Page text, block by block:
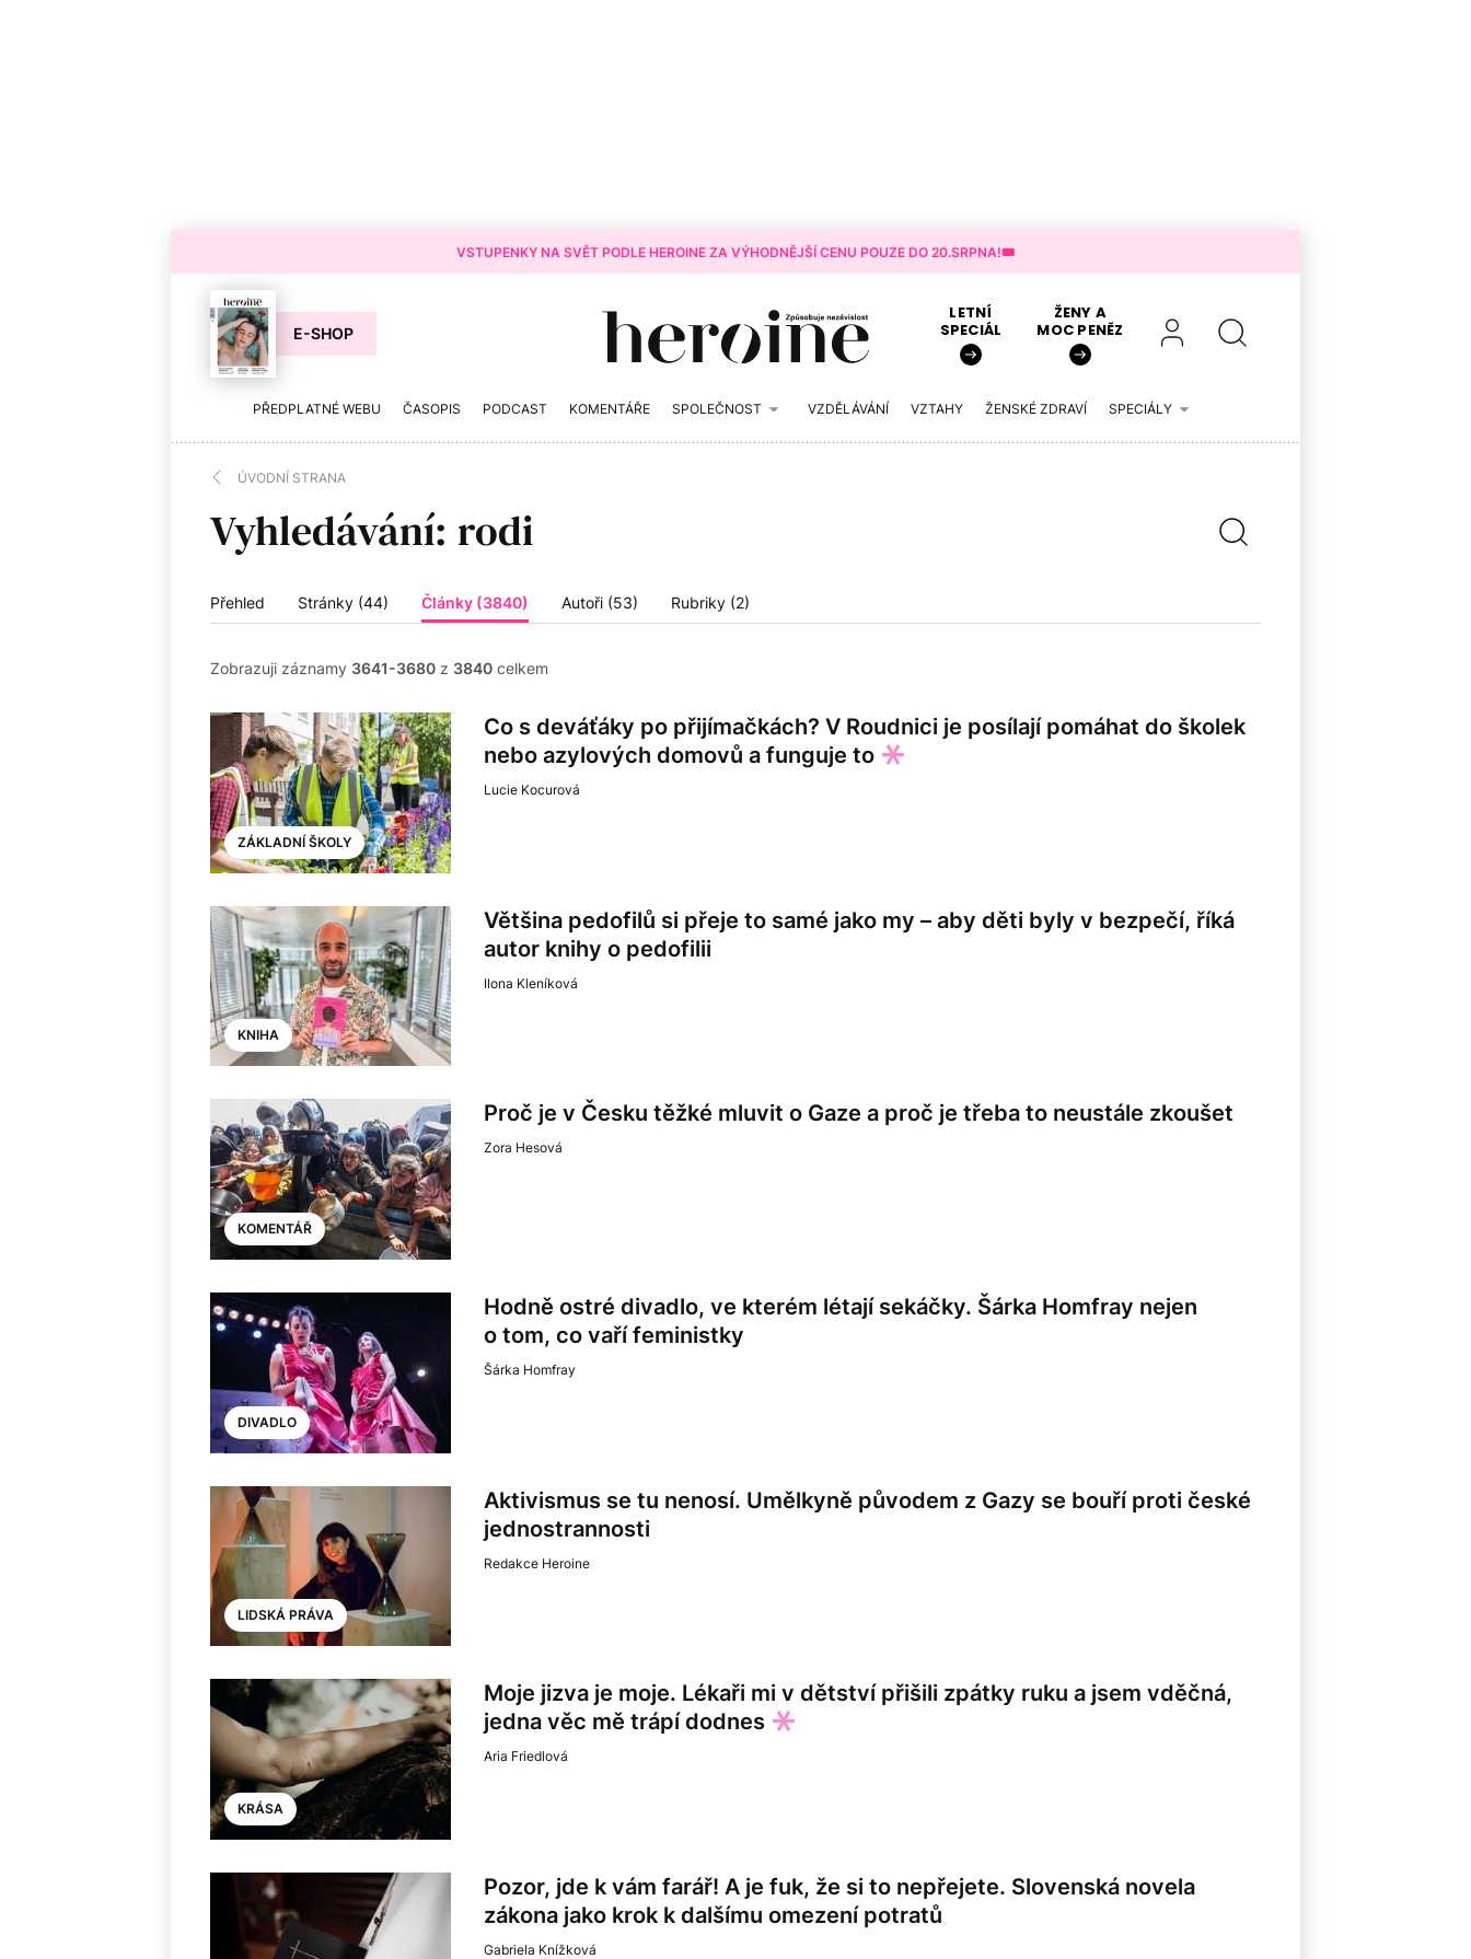
VSTUPENKY NA SVĚT PODLE HEROINE ZA VÝHODNĚJŠÍ CENU POUZE DO 20.SRPNA!🎟️
E-SHOP
LETNÍ
SPECIÁL
ŽENY A
MOC PENĚZ
PŘEDPLATNÉ WEBU ČASOPIS PODCAST KOMENTÁŘE SPOLEČNOST VZDĚLÁVÁNÍ VZTAHY ŽENSKÉ ZDRAVÍ SPECIÁLY
ÚVODNÍ STRANA
Vyhledávání:
Přehled Stránky (44) Články (3840) Autoři (53) Rubriky (2)
Zobrazuji záznamy 3641-3680 z 3840 celkem
ZÁKLADNÍ ŠKOLY
Co s deváťáky po přijímačkách? V Roudnici je posílají pomáhat do školek
nebo azylových domovů a funguje to
Lucie Kocurová
KNIHA
Většina pedofilů si přeje to samé jako my – aby děti byly v bezpečí, říká
autor knihy o pedofilii
Ilona Kleníková
KOMENTÁŘ
Proč je v Česku těžké mluvit o Gaze a proč je třeba to neustále zkoušet
Zora Hesová
DIVADLO
Hodně ostré divadlo, ve kterém létají sekáčky. Šárka Homfray nejen
o tom, co vaří feministky
Šárka Homfray
LIDSKÁ PRÁVA
Aktivismus se tu nenosí. Umělkyně původem z Gazy se bouří proti české
jednostrannosti
Redakce Heroine
KRÁSA
Moje jizva je moje. Lékaři mi v dětství přišili zpátky ruku a jsem vděčná,
jedna věc mě trápí dodnes
Aria Friedlová
Pozor, jde k vám farář! A je fuk, že si to nepřejete. Slovenská novela
zákona jako krok k dalšímu omezení potratů
Gabriela Knížková